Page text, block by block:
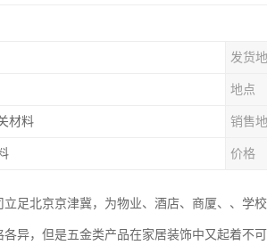
发货
地点
材料 销售地
价格
足北京京津冀，为物业、酒店、商厦、、学
异，但是五金类产品在家居装饰中又起着不